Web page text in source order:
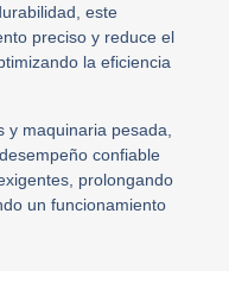
este
preciso y reduce el
la eficiencia
y maquinaria pesada,
confiable
prolongando
un funcionamiento